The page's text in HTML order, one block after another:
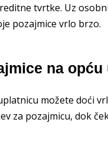
tvrtke. Uz
pozajmice vrlo brzo.
na
možete doći
za pozajmicu, dok